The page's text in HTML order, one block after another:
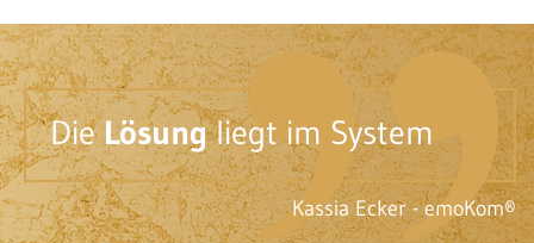
DieLösungliegt im System
Kassia Ecker - emoKom®